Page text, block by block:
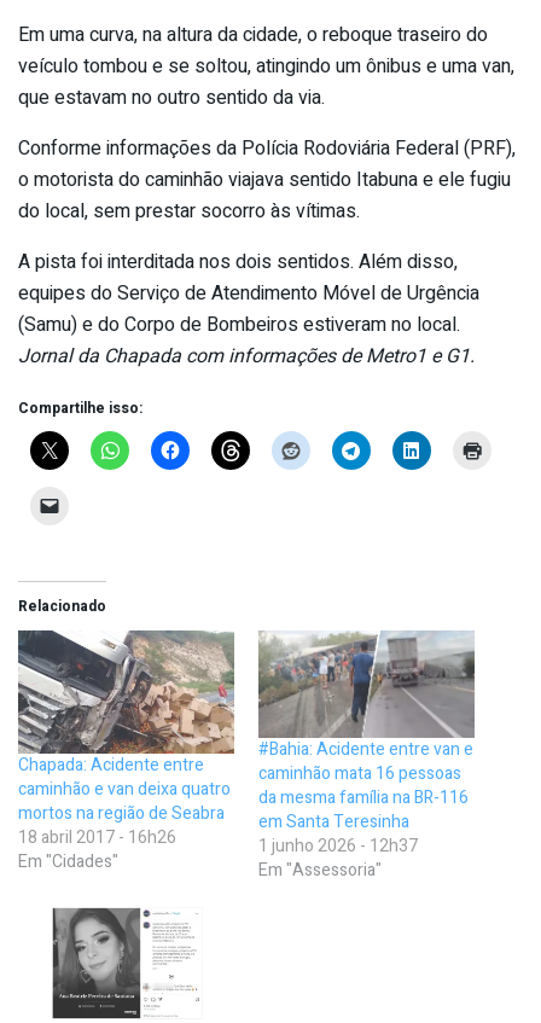
Em uma curva, na altura da cidade, o reboque traseiro do
veículo tombou e se soltou, atingindo um ônibus e uma van,
que estavam no outro sentido da via.
Conforme informações da Polícia Rodoviária Federal (PRF),
o motorista do caminhão viajava sentido Itabuna e ele fugiu
do local, sem prestar socorro às vítimas.
A pista foi interditada nos dois sentidos. Além disso,
equipes do Serviço de Atendimento Móvel de Urgência
(Samu) e do Corpo de Bombeiros estiveram no local.
Jornal da Chapada com informações de Metro1 e G1.
Compartilhe isso:
Relacionado
Chapada: Acidente entre
caminhão e van deixa quatro
mortos na região de Seabra
18 abril 2017 - 16h26
Em "Cidades"
#Bahia: Acidente entre van e
caminhão mata 16 pessoas
da mesma família na BR-116
em Santa Teresinha
1 junho 2026 - 12h37
Em "Assessoria"